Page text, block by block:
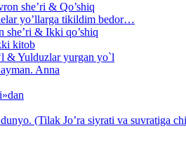
she’ri & Qo’shiq
yo’llarga tikildim bedor…
& Ikki qo’shiq
kitob
& Yulduzlar yurgan yo`l
Anna
(Tilak Jo’ra siyrati va suvratiga